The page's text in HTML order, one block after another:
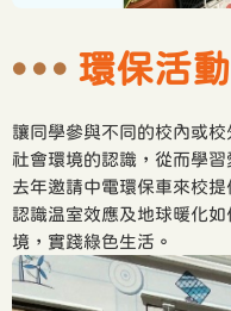
環保活動
讓同學參與不同的校內或
社會環境的認識，從而學
去年邀請中電環保車來校
認識温室效應及地球暖化
境，實踐綠色生活。